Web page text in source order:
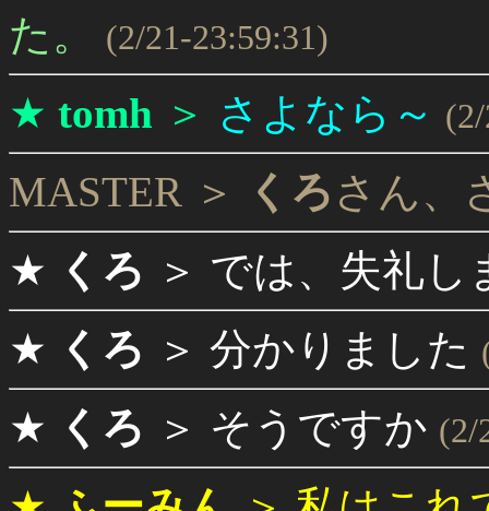
た。
(2/21-23:59:31)
★ tomh ＞ さよなら～
MASTER ＞ くろ さん、
★ くろ ＞ では、失礼し
★ くろ ＞ 分かりました
★ くろ ＞ そうですか (2/